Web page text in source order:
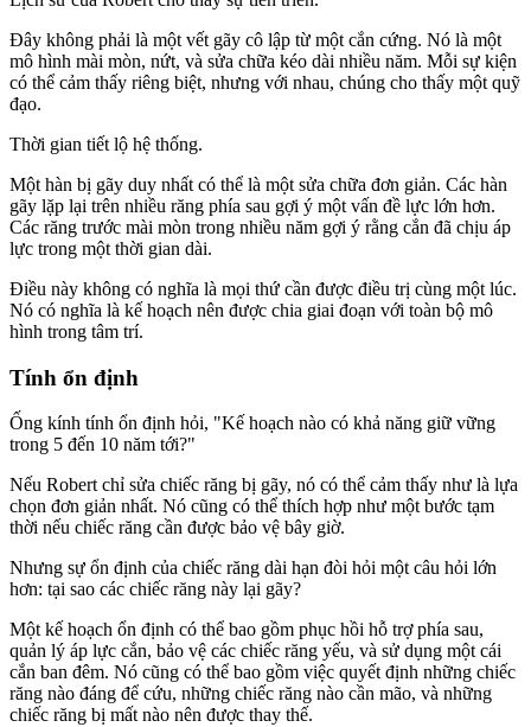
Đây không phải là một vết gãy cô lập từ một cắn cứng. Nó là một
mô hình mài mòn, nứt, và sửa chữa kéo dài nhiều năm. Mỗi sự kiện
có thể cảm thấy riêng biệt, nhưng với nhau, chúng cho thấy một quỹ
đạo.
Thời gian tiết lộ hệ thống.
Một hàn bị gãy duy nhất có thể là một sửa chữa đơn giản. Các hàn
gãy lặp lại trên nhiều răng phía sau gợi ý một vấn đề lực lớn hơn.
Các răng trước mài mòn trong nhiều năm gợi ý rằng cắn đã chịu áp
lực trong một thời gian dài.
Điều này không có nghĩa là mọi thứ cần được điều trị cùng một lúc.
Nó có nghĩa là kế hoạch nên được chia giai đoạn với toàn bộ mô
hình trong tâm trí.
Tính ổn định
Ống kính tính ổn định hỏi, "Kế hoạch nào có khả năng giữ vững
trong 5 đến 10 năm tới?"
Nếu Robert chỉ sửa chiếc răng bị gãy, nó có thể cảm thấy như là lựa
chọn đơn giản nhất. Nó cũng có thể thích hợp như một bước tạm
thời nếu chiếc răng cần được bảo vệ bây giờ.
Nhưng sự ổn định của chiếc răng dài hạn đòi hỏi một câu hỏi lớn
hơn: tại sao các chiếc răng này lại gãy?
Một kế hoạch ổn định có thể bao gồm phục hồi hỗ trợ phía sau,
quản lý áp lực cắn, bảo vệ các chiếc răng yếu, và sử dụng một cái
cắn ban đêm. Nó cũng có thể bao gồm việc quyết định những chiếc
răng nào đáng để cứu, những chiếc răng nào cần mão, và những
chiếc răng bị mất nào nên được thay thế.